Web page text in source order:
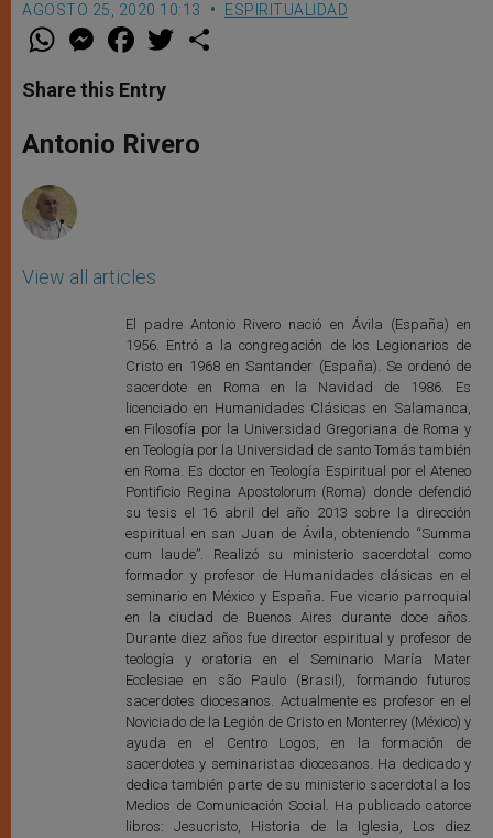
AGOSTO 25, 2020 10:13 ESPIRITUALIDAD
W
t
s
p
p
M
e
s
e
g
e
F
a
e
b
o
k
w
r
Share this Entry
Antonio Rivero
View all articles
El padre Antonio Rivero nació en Ávila (España) en
1956. Entró a la congregación de los Legionarios de
Cristo en 1968 en Santander (España). Se ordenó de
sacerdote en Roma en la Navidad de 1986. Es
licenciado en Humanidades Clásicas en Salamanca,
en Filosofía por la Universidad Gregoriana de Roma y
en Teología por la Universidad de santo Tomás también
en Roma. Es doctor en Teología Espiritual por el Ateneo
Pontificio Regina Apostolorum (Roma) donde defendió
su tesis el 16 abril del año 2013 sobre la dirección
espiritual en san Juan de Ávila, obteniendo “Summa
cum laude”. Realizó su ministerio sacerdotal como
formador y profesor de Humanidades clásicas en el
seminario en México y España. Fue vicario parroquial
en la ciudad de Buenos Aires durante doce años.
Durante diez años fue director espiritual y profesor de
teología y oratoria en el Seminario María Mater
Ecclesiae en são Paulo (Brasil), formando futuros
sacerdotes diocesanos. Actualmente es profesor en el
Noviciado de la Legión de Cristo en Monterrey (México) y
ayuda en el Centro Logos, en la formación de
sacerdotes y seminaristas diocesanos. Ha dedicado y
dedica también parte de su ministerio sacerdotal a los
Medios de Comunicación Social. Ha publicado catorce
libros: Jesucristo, Historia de la Iglesia, Los diez